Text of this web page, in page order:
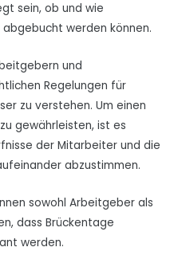
sein, ob und wie
werden können.
und
Regelungen für
zu verstehen. Um einen
gewährleisten, ist es
der Mitarbeiter und die
abzustimmen.
sowohl Arbeitgeber als
dass Brückentage
werden.